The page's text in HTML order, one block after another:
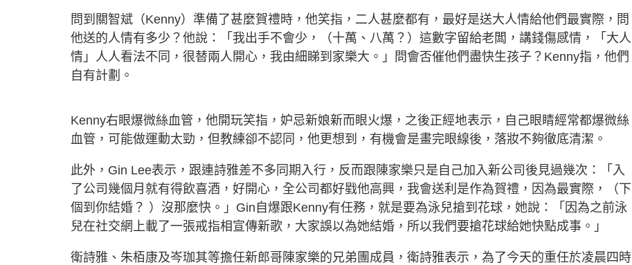
問到關智斌（Kenny）準備了甚麼賀禮時，他笑指，二人甚麼都有，最好是送大人情給他們最實際，問
他送的人情有多少？他說：「我出手不會少，（十萬、八萬？）這數字留給老闆，講錢傷感情，「大人
情」人人看法不同，很替兩人開心，我由細睇到家樂大。」問會否催他們盡快生孩子？Kenny指，他們
自有計劃。
Kenny右眼爆微絲血管，他開玩笑指，妒忌新娘新而眼火爆，之後正經地表示，自己眼睛經常都爆微絲
血管，可能做運動太勁，但教練卻不認同，他更想到，有機會是畫完眼線後，落妝不夠徹底清潔。
此外，Gin Lee表示，跟連詩雅差不多同期入行，反而跟陳家樂只是自己加入新公司後見過幾次：「入
了公司幾個月就有得飲喜酒，好開心，全公司都好戥他高興，我會送利是作為賀禮，因為最實際，（下
個到你結婚？ ）沒那麼快。」Gin自爆跟Kenny有任務，就是要為泳兒搶到花球，她說：「因為之前泳
兒在社交網上載了一張戒指相宣傳新歌，大家誤以為她結婚，所以我們要搶花球給她快點成事。」
衛詩雅、朱栢康及岑珈其等擔任新郎哥陳家樂的兄弟團成員，衛詩雅表示，為了今天的重任於凌晨四時